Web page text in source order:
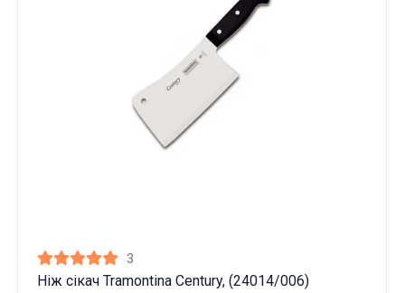
3
Ніж сікач Tramontina Century, (24014/006)